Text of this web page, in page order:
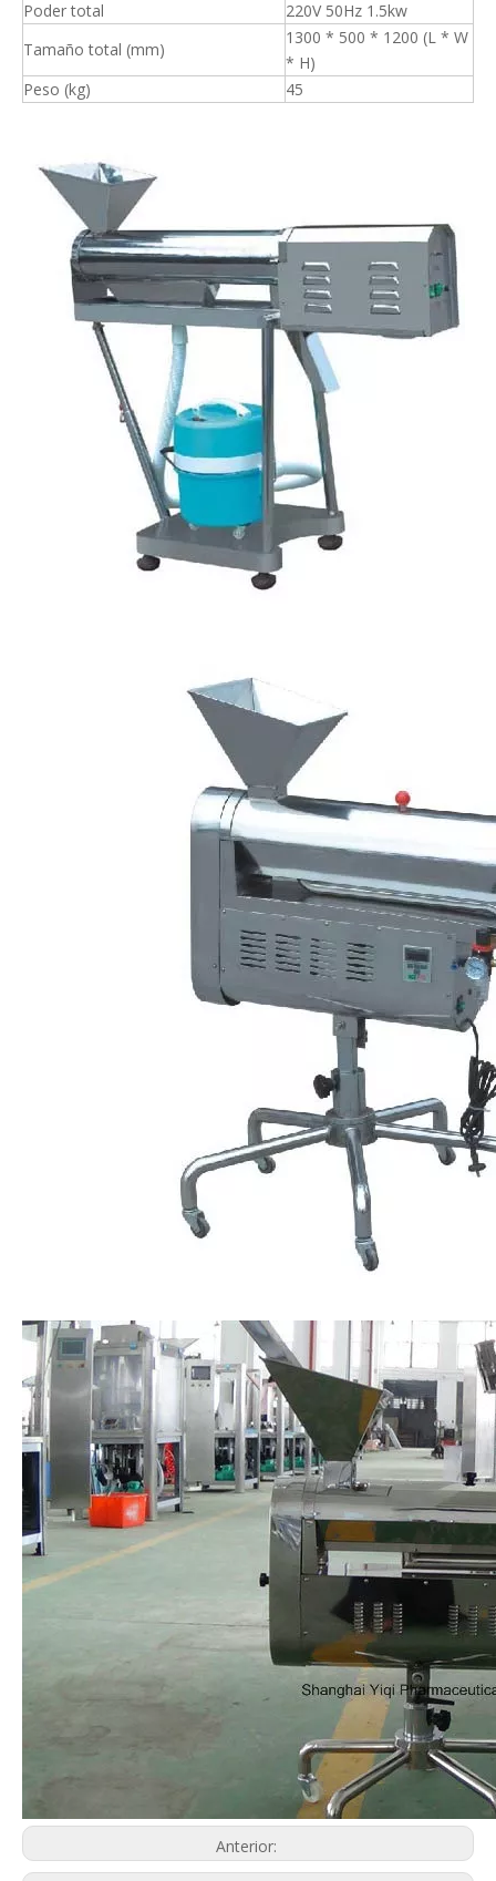
Poder total
220V 50Hz 1.5kw
Tamaño total (mm)
1300 * 500 * 1200 (L * W
* H)
Peso (kg)
45
Anterior: